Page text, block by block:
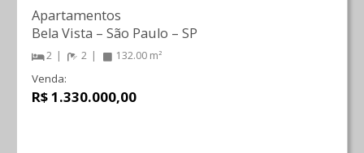
Apartamentos
Bela Vista – São Paulo – SP
2 2 132.00 m²
Venda:
R$ 1.330.000,00